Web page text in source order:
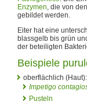
Enzymen, die von
gebildet werden.
Eiter hat eine
blassgelb bis grün
der beteiligten
Beispiele
oberflächlich (Haut):
Impetigo
Pusteln